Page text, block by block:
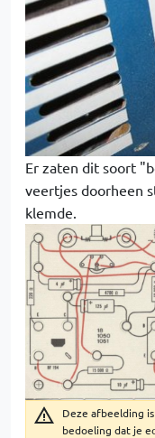
Er zaten dit soort
veertjes doorheen
klemde.
Deze afbeelding
bedoeling dat je